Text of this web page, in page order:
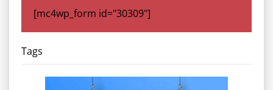
[mc4wp_form id="30309"]
Tags